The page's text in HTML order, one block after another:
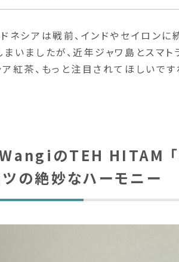
ドネシアは戦前、インドやセイロン
まいましたが、近年ジャワ島とスマ
紅茶、もっと注目されてほしいです
のTEH HITAM 「
の絶妙なハーモニー